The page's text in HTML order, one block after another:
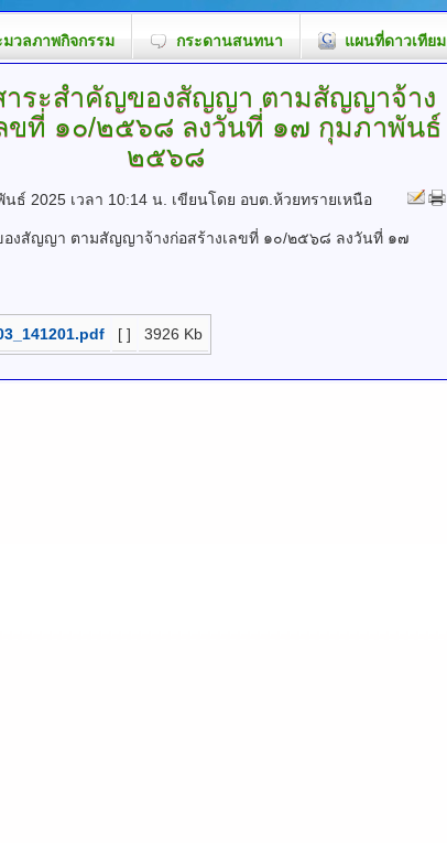
มวลภาพกิจกรรม กระดานสนทนา แผนที่ดาวเทียม
าระสำคัญของสัญญา ตามสัญญาจ้าง
ลขที่ ๑๐/๒๕๖๘ ลงวันที่ ๑๗ กุมภาพันธ์
๒๕๖๘
ธ์ 2025 เวลา 10:14 น. เขียนโดย อบต.ห้วยทรายเหนือ
องสัญญา ตามสัญญาจ้างก่อสร้างเลขที่ ๑๐/๒๕๖๘ ลงวันที่ ๑๗
[ ] 3926 Kb